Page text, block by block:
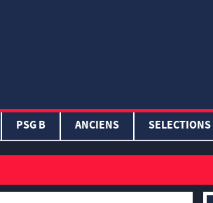
PSG B ANCIENS SELECTIONS